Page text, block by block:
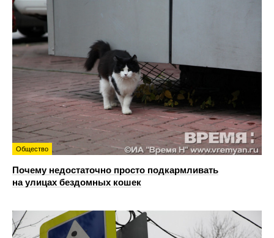
Общество
Почему недостаточно просто подкармливать
на улицах бездомных кошек